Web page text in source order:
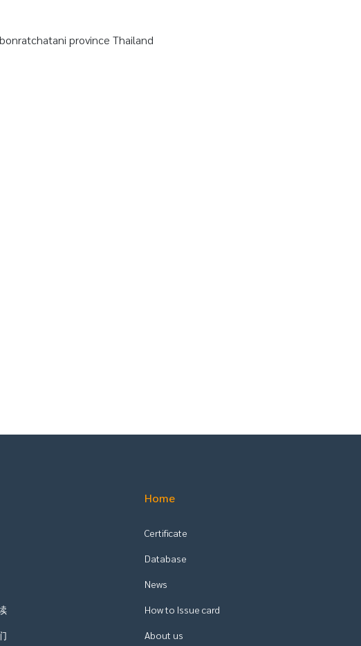
province Thailand
Home
Certificate
Database
News
How to Issue card
About us